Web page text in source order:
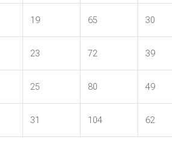
19 65 30
23 72 39
25 80 49
31 104 62